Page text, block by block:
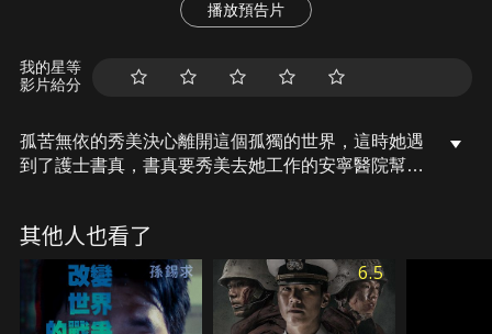
播放預告片
我的星等
影片給分
孤苦無依的秀美決心離開這個孤獨的世界，這時她遇
到了護士書真，書真要秀美去她工作的安寧醫院幫
們抱持著熱情與珍惜去度過每一天，院內的氛圍總是
愉快又溫暖，漸漸融入他們的秀美，開始學會如何面
對生命的痛苦…
其他人也看了
6.5